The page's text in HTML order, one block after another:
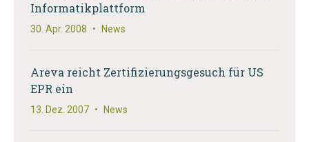
Informatikplattform
30. Apr. 2008 • News
Areva reicht Zertifizierungsgesuch für US
EPR ein
13. Dez. 2007 • News